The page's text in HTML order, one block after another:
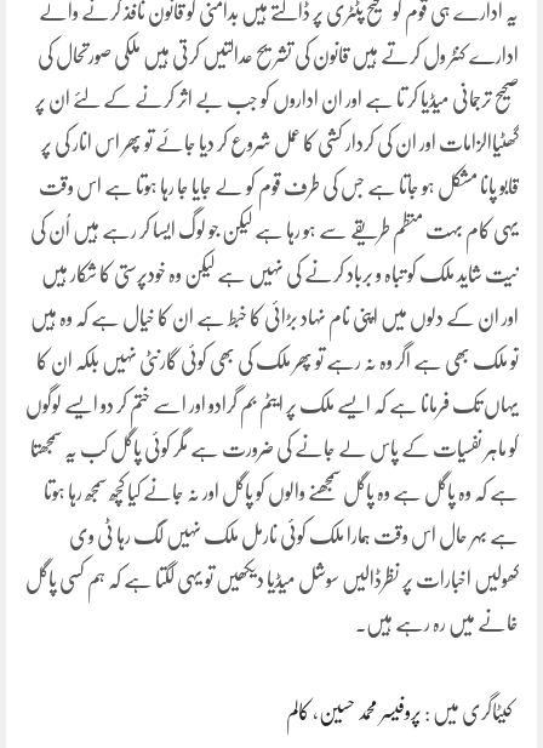
یہ ادارے ہی قوم کو صحیح پٹٹری پر ڈالتے ہیں بدامنی کو قانون نافذ کرنے والے
ادارے کنٹر ول کرتے ہیں قانون کی تشریح عدالتیں کرتی ہیں ملکی صورتحال کی
صحیح ترجمانی میڈیا کر تا ہے اور ان اداروں کو جب بے اثر کرنے کے لئے ان پر
گھٹیاالزامات اور ان کی کردار کشی کا عمل شروع کر دیا جائے تو پھر اس انار کی پر
قابو پانا مشکل ہو جاتا ہے جس کی طرف قوم کو لے جایا جا رہا ہوتا ہے اس وقت
یہی کام بہت منظم طریقے سے ہو رہا ہے لیکن جو لوگ ایسا کر رہے ہیں اُن کی
نیت شاید ملک کو تباہ و برباد کرنے کی نہیں ہے لیکن وہ خودپرستی کا شکار ہیں
اور ان کے دلوں میں اپنی نام نہاد بڑائی کا خبط ہے ان کا خیال ہے کہ وہ ہیں
تو ملک بھی ہے اگر وہ نہ رہے تو پھر ملک کی بھی کوئی گارنٹی نہیں بلکہ ان کا
یہاں تک فرمانا ہے کہ ایسے ملک پر ایٹم بم گرادو اور اسے ختم کر دو ایسے لوگوں
کو ماہر نفسیات کے پاس لے جانے کی ضرورت ہے مگر کوئی پاگل کب یہ سمجھتا
ہے کہ وہ پاگل ہے وہ پاگل سمجھنے والوں کو پاگل اور نہ جانے کیا کچھ سمجھ رہا ہوتا
ہے بہر حال اس وقت ہمارا ملک کوئی نارمل ملک نہیں لگ رہا ٹی وی
کھولیں اخبارات پر نظرڈالیں سوشل میڈیا دیکھیں تو یہی لگتا ہے کہ ہم کسی پاگل
خانے میں رہ رہے ہیں۔
کیٹاگری میں : پروفیسر محمد حسین ، کالم